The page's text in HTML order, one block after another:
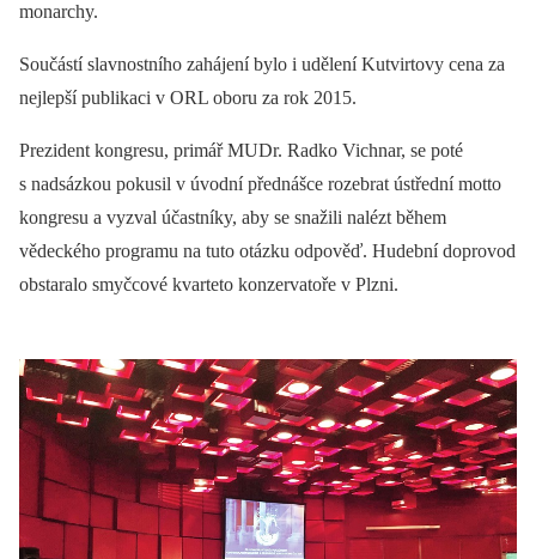
monarchy.
Součástí slavnostního zahájení bylo i udělení Kutvirtovy cena za
nejlepší publikaci v ORL oboru za rok 2015.
Prezident kongresu, primář MUDr. Radko Vichnar, se poté
s nadsázkou pokusil v úvodní přednášce rozebrat ústřední motto
kongresu a vyzval účastníky, aby se snažili nalézt během
vědeckého programu na tuto otázku odpověď. Hudební doprovod
obstaralo smyčcové kvarteto konzervatoře v Plzni.